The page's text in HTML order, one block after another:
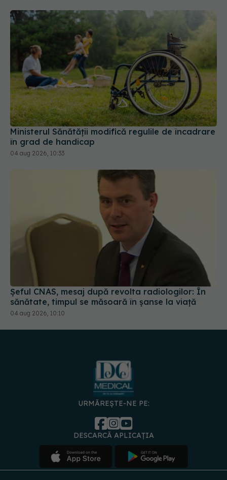
Ministerul Sănătății modifică regulile de încadrare
în grad de handicap
04 aug 2026, 10:33
Șeful CNAS, mesaj după revolta radiologilor: În
sănătate, timpul se măsoară în șanse la viață
04 aug 2026, 10:10
URMĂREȘTE-NE PE:
DESCARCĂ APLICAȚIA